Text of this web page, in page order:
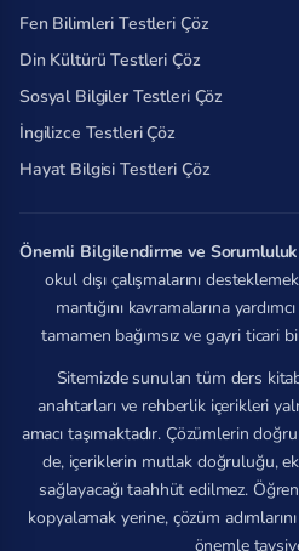
Fen Bilimleri Testleri Çöz
Din Kültürü Testleri Çöz
Sosyal Bilgiler Testleri Çöz
İngilizce Testleri Çöz
Hayat Bilgisi Testleri Çöz
Önemli Bilgilendirme ve
okul dışı çalışmalarını
mantığını kavramalarına
tamamen bağımsız ve gayri ticari
Sitemizde sunulan tüm ders
anahtarları ve rehberlik içerikleri
amacı taşımaktadır. Çözümlerin
de, içeriklerin mutlak doğruluğu,
sağlayacağı taahhüt edilmez.
kopyalamak yerine, çözüm
önemle